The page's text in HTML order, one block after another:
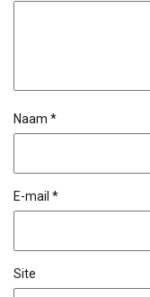
Naam *
E-mail *
Site